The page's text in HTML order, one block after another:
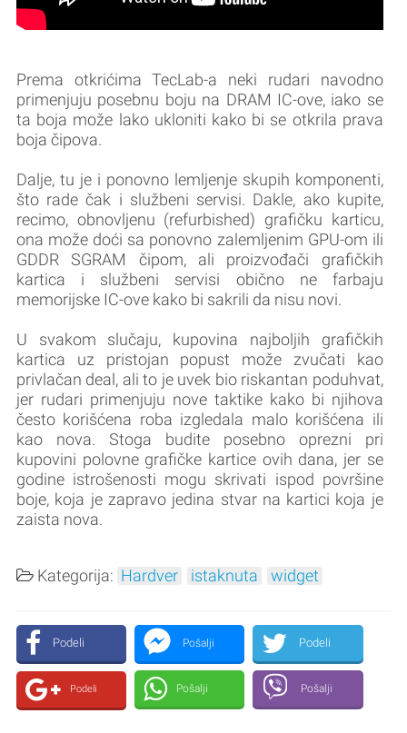
Prema otkrićima TecLab-a neki rudari navodno
primenjuju posebnu boju na DRAM IC-ove, iako se
ta boja može lako ukloniti kako bi se otkrila prava
boja čipova.
Dalje, tu je i ponovno lemljenje skupih komponenti,
što rade čak i službeni servisi. Dakle, ako kupite,
recimo, obnovljenu (refurbished) grafičku karticu,
ona može doći sa ponovno zalemljenim GPU-om ili
GDDR SGRAM čipom, ali proizvođači grafičkih
kartica i službeni servisi obično ne farbaju
memorijske IC-ove kako bi sakrili da nisu novi.
U svakom slučaju, kupovina najboljih grafičkih
kartica uz pristojan popust može zvučati kao
privlačan deal, ali to je uvek bio riskantan poduhvat,
jer rudari primenjuju nove taktike kako bi njihova
često korišćena roba izgledala malo korišćena ili
kao nova. Stoga budite posebno oprezni pri
kupovini polovne grafičke kartice ovih dana, jer se
godine istrošenosti mogu skrivati ispod površine
boje, koja je zapravo jedina stvar na kartici koja je
zaista nova.
Kategorija: Hardver istaknuta widget
Podeli Pošalji Podeli
Podeli Pošalji Pošalji